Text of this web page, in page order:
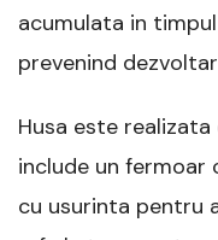
acumulata in
prevenind
Husa este
include un fermoar
cu usurinta pentru